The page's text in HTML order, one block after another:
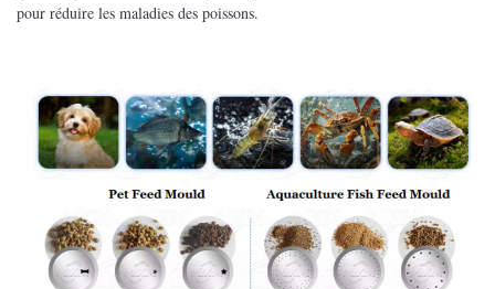
pour réduire les maladies des poissons.